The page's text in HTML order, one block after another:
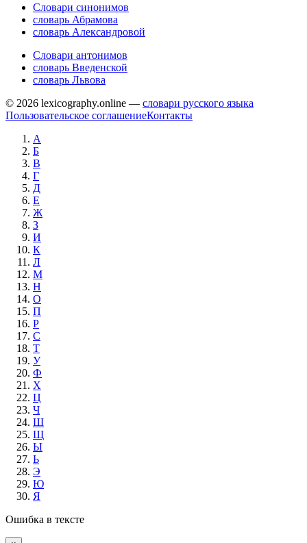
Словари синонимов
словарь Абрамова
словарь Александровой
Словари антонимов
словарь Введенской
словарь Львова
© 2026 lexicography.online — словари русского языка
Пользовательское соглашениеКонтакты
А
Б
В
Г
Д
Е
Ж
З
И
К
Л
М
Н
О
П
Р
С
Т
У
Ф
Х
Ц
Ч
Ш
Щ
Ы
Ь
Э
Ю
Я
Ошибка в тексте